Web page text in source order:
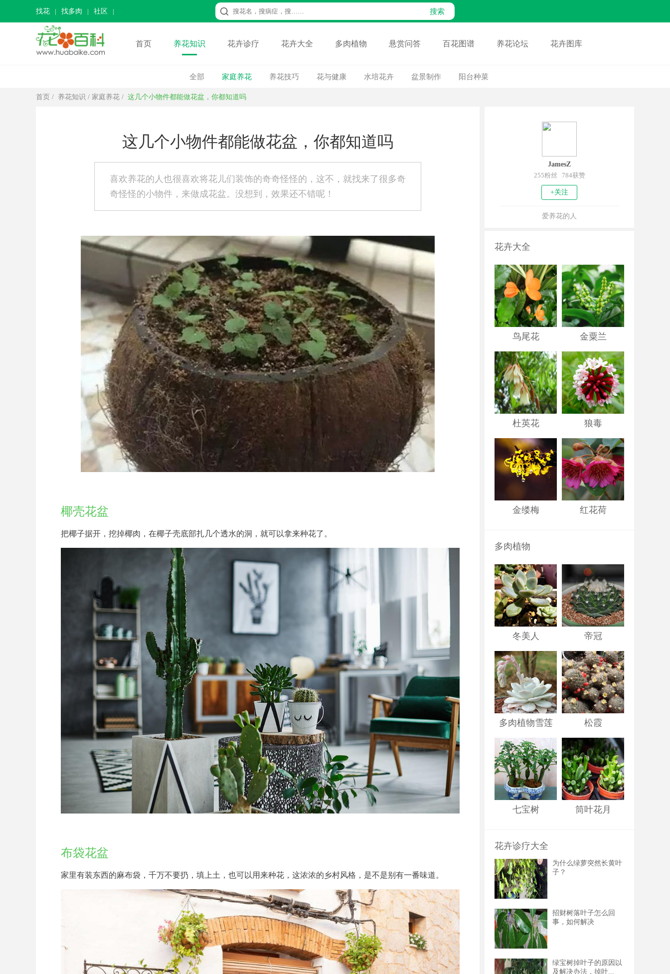
找花 找多肉 社区
首页 养花知识 花卉诊疗 花卉大全 多肉植物 悬赏问答 百花图谱 养花论坛 花卉图库
全部 家庭养花 养花技巧 花与健康 水培花卉 盆景制作 阳台种菜
首页 / 养花知识 / 家庭养花 / 这几个小物件都能做花盆，你都知道吗
这几个小物件都能做花盆，你都知道吗
喜欢养花的人也很喜欢将花儿们装饰的奇奇怪怪的，这不，就找来了很多奇
奇怪怪的小物件，来做成花盆。没想到，效果还不错呢！
椰壳花盆
把椰子据开，挖掉椰肉，在椰子壳底部扎几个透水的洞，就可以拿来种花了。
布袋花盆
家里有装东西的麻布袋，千万不要扔，填上土，也可以用来种花，这浓浓的乡村风格，是不是别有一番味道。
JamesZ
255粉丝 784获赞
+关注
爱养花的人
花卉大全
鸟尾花 金粟兰
杜英花 狼毒
金缕梅 红花荷
多肉植物
冬美人 帝冠
多肉植物雪莲 松霞
七宝树 筒叶花月
花卉诊疗大全
为什么绿萝突然长黄叶
子？
招财树落叶子怎么回
事，如何解决
绿宝树掉叶子的原因以
及解决办法，掉叶...